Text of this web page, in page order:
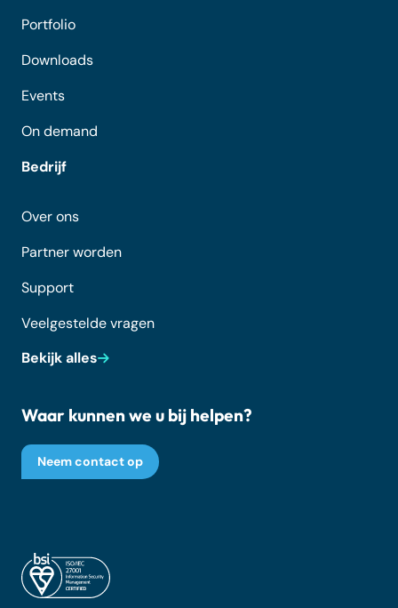
Portfolio
Downloads
Events
On demand
Bedrijf
Over ons
Partner worden
Support
Veelgestelde vragen
Bekijk alles
Waar kunnen we u bij helpen?
Neem contact op